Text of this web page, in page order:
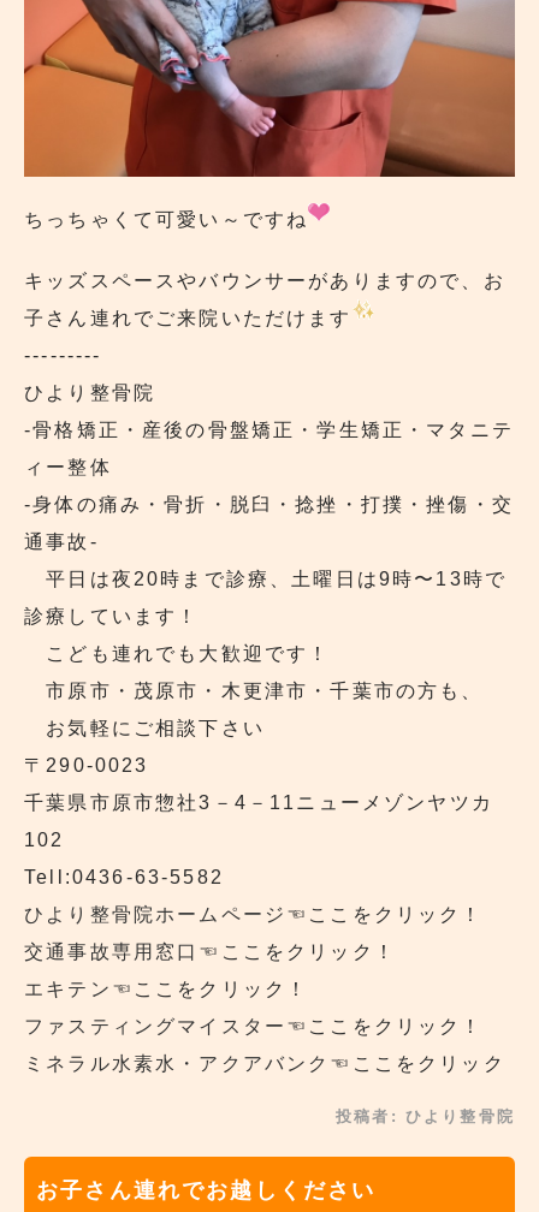
ちっちゃくて可愛い～ですね
キッズスペースやバウンサーがありますので、お
子さん連れでご来院いただけます
---------
ひより整骨院
‐骨格矯正・産後の骨盤矯正・学生矯正・マタニテ
ィー整体
‐身体の痛み・骨折・脱臼・捻挫・打撲・挫傷・交
通事故‐
平日は夜20時まで診療、土曜日は9時〜13時で
診療しています！
こども連れでも大歓迎です！
市原市・茂原市・木更津市・千葉市の方も、
お気軽にご相談下さい
〒290‐0023
千葉県市原市惣社3－4－11ニューメゾンヤツカ
102
Tell:0436-63-5582
ひより整骨院ホームページ ☜ここをクリック！
交通事故専用窓口 ☜ここをクリック！
エキテン ☜ここをクリック！
ファスティングマイスター ☜ここをクリック！
ミネラル水素水・アクアバンク ☜ここをクリック
投稿者: ひより整骨院
お子さん連れでお越しください